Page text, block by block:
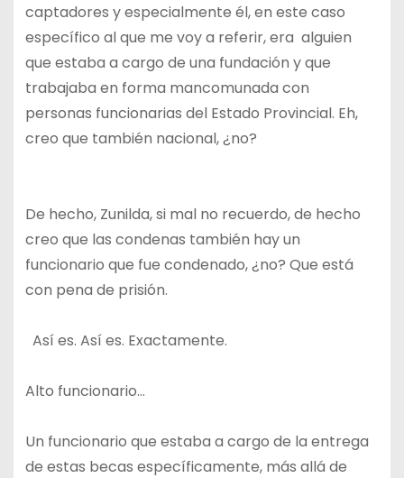
captadores y especialmente él, en este caso
específico al que me voy a referir, era alguien
que estaba a cargo de una fundación y que
trabajaba en forma mancomunada con
personas funcionarias del Estado Provincial. Eh,
creo que también nacional, ¿no?
De hecho, Zunilda, si mal no recuerdo, de hecho
creo que las condenas también hay un
funcionario que fue condenado, ¿no? Que está
con pena de prisión.
Así es. Así es. Exactamente.
Alto funcionario…
Un funcionario que estaba a cargo de la entrega
de estas becas específicamente, más allá de